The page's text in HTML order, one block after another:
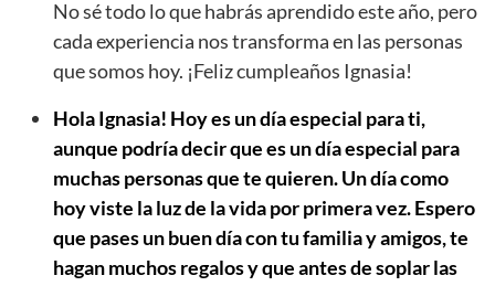
No sé todo lo que habrás aprendido este año, pero
cada experiencia nos transforma en las personas
que somos hoy. ¡Feliz cumpleaños Ignasia!
Hola Ignasia! Hoy es un día especial para ti,
aunque podría decir que es un día especial para
muchas personas que te quieren. Un día como
hoy viste la luz de la vida por primera vez. Espero
que pases un buen día con tu familia y amigos, te
hagan muchos regalos y que antes de soplar las